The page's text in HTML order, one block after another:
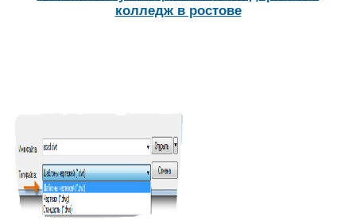
колледж в ростове